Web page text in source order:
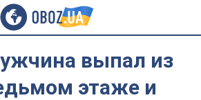
выпал из
этаже и